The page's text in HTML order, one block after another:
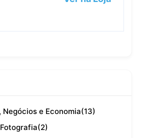
e Economia(13)
(2)